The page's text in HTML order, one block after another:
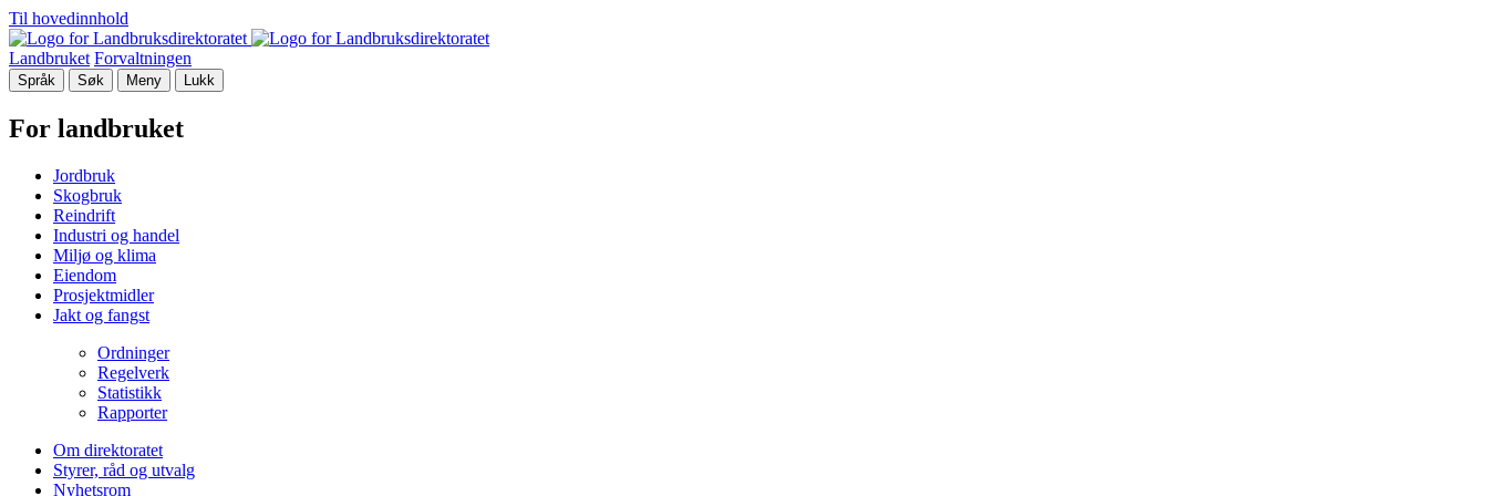
Til hovedinnhold
Landbruket Forvaltningen
Språk Søk Meny Lukk
For landbruket
Jordbruk
Skogbruk
Reindrift
Industri og handel
Miljø og klima
Eiendom
Prosjektmidler
Jakt og fangst
Ordninger
Regelverk
Statistikk
Rapporter
Om direktoratet
Styrer, råd og utvalg
Nyhetsrom